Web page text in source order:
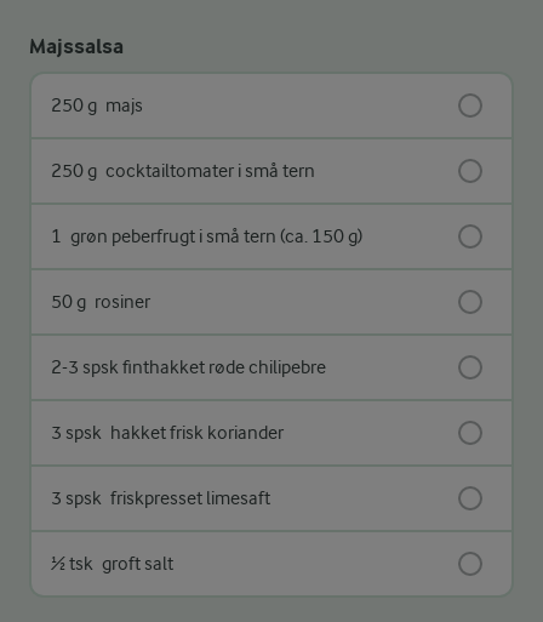
Majssalsa
250 g majs
250 g cocktailtomater i små tern
1 grøn peberfrugt i små tern (ca. 150 g)
50 g rosiner
2-3 spsk finthakket røde chilipebre
3 spsk hakket frisk koriander
3 spsk friskpresset limesaft
½ tsk groft salt